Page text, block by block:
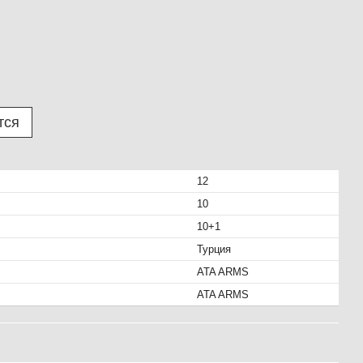
12
10
10+1
Турция
ATA ARMS
ATA ARMS